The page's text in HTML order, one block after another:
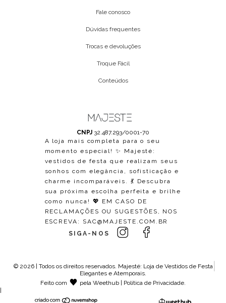
Fale conosco
Dúvidas frequentes
Trocas e devoluções
Troque Fácil
Conteúdos
CNPJ 32.487.293/0001-70
A loja mais completa para o seu
momento especial! ✨ Majesté:
vestidos de festa que realizam seus
sonhos com elegância, sofisticação e
charme incomparáveis. 💃 Descubra
sua próxima escolha perfeita e brilhe
como nunca! 💖 EM CASO DE
RECLAMAÇÕES OU SUGESTÕES, NOS
ESCREVA: SAC@MAJESTE.COM.BR
SIGA-NOS
© 2026 | Todos os direitos reservados. Majesté: Loja de Vestidos de Festa
Elegantes e Atemporais.
Feito com
pelaWeethub Política de Privacidade.
|